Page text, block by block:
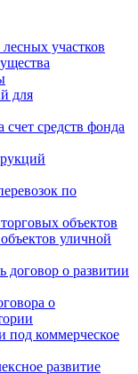
участков
для
средств фонда
по
объектов
уличной
договор о развитии
о
под коммерческое
развитие